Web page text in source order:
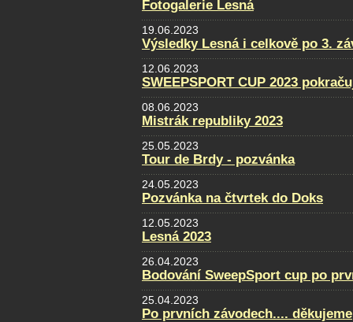
Fotogalerie Lesná
19.06.2023
Výsledky Lesná i celkově po 3.
12.06.2023
SWEEPSPORT CUP 2023
08.06.2023
Mistrák republiky 2023
25.05.2023
Tour de Brdy - pozvánka
24.05.2023
Pozvánka na čtvrtek do Doks
12.05.2023
Lesná 2023
26.04.2023
Bodování SweepSport cup po
25.04.2023
Po prvních závodech.... děkujeme